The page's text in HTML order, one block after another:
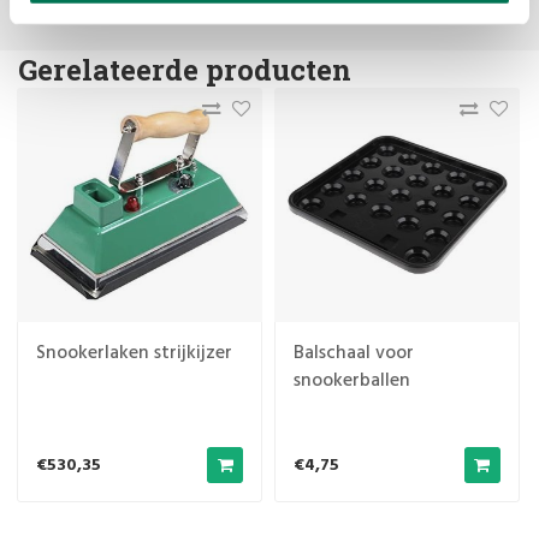
Gerelateerde producten
Snookerlaken strijkijzer
€530,35
Balschaal voor
snookerballen
€4,75